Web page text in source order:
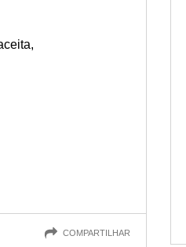
COMPARTILHAR